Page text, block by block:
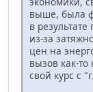
выше, была
в
из-за
цен на
вызов как-
свой курс с